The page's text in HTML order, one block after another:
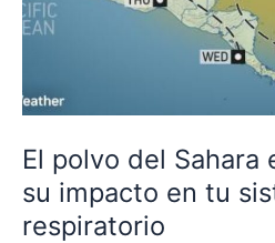
El polvo del Sahara
su impacto en tu
respiratorio
su
en
tu
sistema
respiratorio